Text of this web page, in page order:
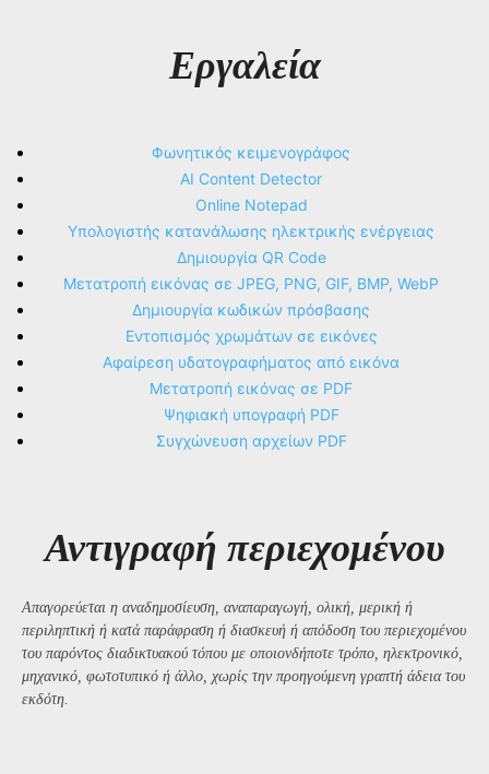
Εργαλεία
Φωνητικός κειμενογράφος
AI Content Detector
Online Notepad
Υπολογιστής κατανάλωσης ηλεκτρικής ενέργειας
Δημιουργία QR Code
Μετατροπή εικόνας σε JPEG, PNG, GIF, BMP, WebP
Δημιουργία κωδικών πρόσβασης
Εντοπισμός χρωμάτων σε εικόνες
Αφαίρεση υδατογραφήματος από εικόνα
Μετατροπή εικόνας σε PDF
Ψηφιακή υπογραφή PDF
Συγχώνευση αρχείων PDF
Αντιγραφή περιεχομένου
Απαγορεύεται η αναδημοσίευση, αναπαραγωγή, ολική, μερική ή
περιληπτική ή κατά παράφραση ή διασκευή ή απόδοση του περιεχομένου
του παρόντος διαδικτυακού τόπου με οποιονδήποτε τρόπο, ηλεκτρονικό,
μηχανικό, φωτοτυπικό ή άλλο, χωρίς την προηγούμενη γραπτή άδεια του
εκδότη.